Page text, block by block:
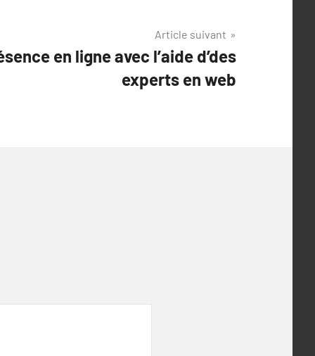
Article suivant
en ligne avec l’aide d’des
experts en web